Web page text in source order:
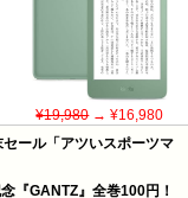
¥19,980→ ¥16,980
ール「アツいスポーツマ
『GANTZ』全巻100円！